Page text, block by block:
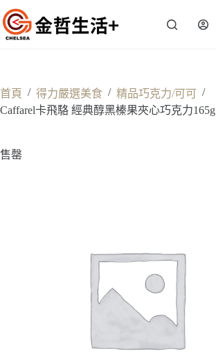
跳
至
主
容
首頁 / 得力嚴選美食 / 精品巧克力/可可 /
Caffarel卡飛駱 經典醇黑榛果夾心巧克力165g
售罄